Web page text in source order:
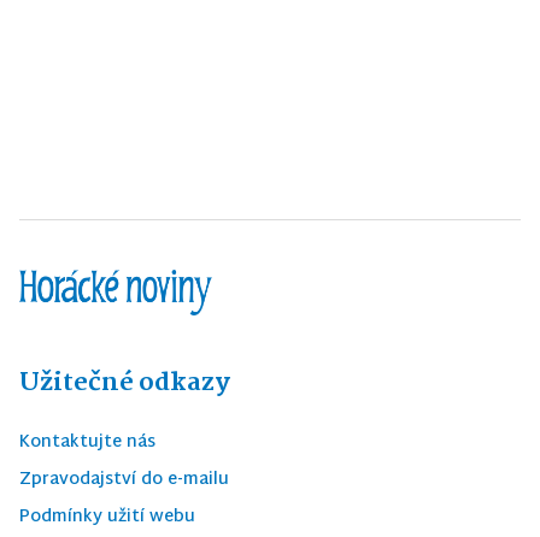
Užitečné odkazy
Kontaktujte nás
Zpravodajství do e-mailu
Podmínky užití webu